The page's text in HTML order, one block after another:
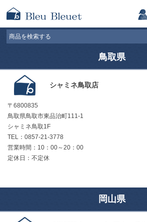
鳥取県
シャミネ鳥取店
〒6800835
鳥取県鳥取市東品治町111-1
シャミネ鳥取1F
TEL：0857-21-3778
営業時間：10：00～20：00
定休日：不定休
岡山県